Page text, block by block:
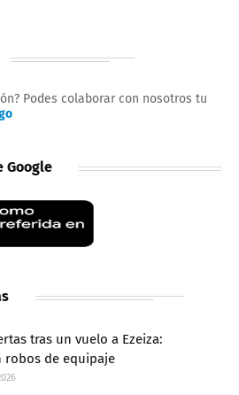
Podes colaborar con nosotros tu
Google
tras un vuelo a Ezeiza:
robos de equipaje